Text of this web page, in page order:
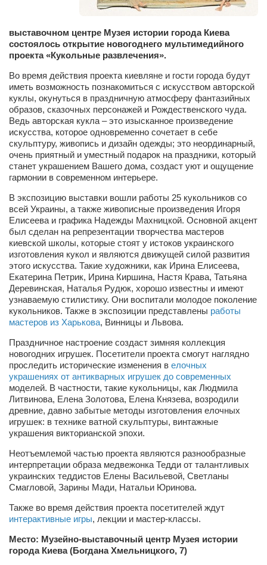
Курьезы
Досье
Арт-менеджеры
Лариса Ильченко
Орест Коваль
Тамара Кубракова
Елена Мельник
Вера Паненко
Сергей Шепилов
Актёры
Валентин Бурый
Артём Мяус
Александра Сокол
Барды
Владимир Айзенберг
Игорь Добровольский
Ольга Козаченко
Оксана Скоробагатская
Александра Скорук
Евгений Полюхович
Бизнес-партнёры
Здоровье
Врач психиатр–нарколог Анплеев А.Б.
Косметологическое отделение КП Сумская
городская клиническая больница №4
Оптика — Медтехника
выставочном центре Музея истории города Киева
состоялось открытие новогоднего мультимедийного
проекта «Кукольные развлечения».
Во время действия проекта киевляне и гости города будут
иметь возможность познакомиться с искусством авторской
куклы, окунуться в праздничную атмосферу фантазийных
образов, сказочных персонажей и Рождественского чуда.
Ведь авторская кукла – это изысканное произведение
искусства, которое одновременно сочетает в себе
скульптуру, живопись и дизайн одежды; это неординарный,
очень приятный и уместный подарок на праздники, который
станет украшением Вашего дома, создаст уют и ощущение
гармонии в современном интерьере.
В экспозицию выставки вошли работы 25 кукольников со
всей Украины, а также живописные произведения Игоря
Елисеева и графика Надежды Махницкой. Основной акцент
был сделан на репрезентации творчества мастеров
киевской школы, которые стоят у истоков украинского
изготовления кукол и являются движущей силой развития
этого искусства. Такие художники, как Ирина Елисеева,
Екатерина Петрик, Ирина Киршина, Настя Крава, Татьяна
Деревинская, Наталья Рудюк, хорошо известны и имеют
узнаваемую стилистику. Они воспитали молодое поколение
кукольников. Также в экспозиции представлены работы
мастеров из Харькова, Винницы и Львова.
Праздничное настроение создаст зимняя коллекция
новогодних игрушек. Посетители проекта смогут наглядно
проследить исторические изменения в елочных
украшениях от антикварных игрушек до современных
моделей. В частности, такие кукольницы, как Людмила
Литвинова, Елена Золотова, Елена Князева, возродили
древние, давно забытые методы изготовления елочных
игрушек: в технике ватной скульптуры, винтажные
украшения викторианской эпохи.
Неотъемлемой частью проекта являются разнообразные
интерпретации образа медвежонка Тедди от талантливых
украинских теддистов Елены Васильевой, Светланы
Смагловой, Зарины Мади, Натальи Юринова.
Также во время действия проекта посетителей ждут
интерактивные игры, лекции и мастер-классы.
Место: Музейно-выставочный центр Музея истории
города Киева (Богдана Хмельницкого, 7)